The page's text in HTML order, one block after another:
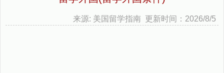
来源: 美国留学指南 更新时间：2026/8/5